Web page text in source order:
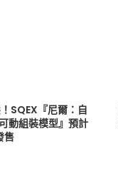
SQEX『尼爾：自
動組裝模型』預計
售